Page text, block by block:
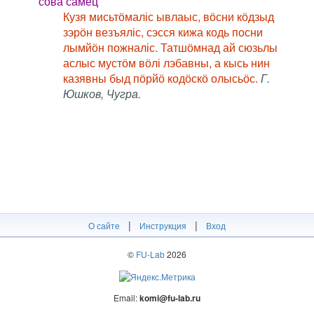
Кузя мисьтӧмаліс ывлаыс, вӧсни кӧдзыд
зэрӧн везъяліс, сэсся кижа кодь посни
лымйӧн пожналіс. Татшӧмнад ай сюзьлы
аслыс мустӧм вӧлі лэбавны, а кысь нин
казявны быд пӧрйӧ кодӧскӧ олысьӧс. Г.
Юшков, Чугра.
О сайте | Инструкция | Вход
© FU-Lab2026
Email:komi@fu-lab.ru